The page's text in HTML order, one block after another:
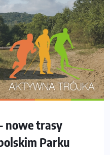
nowe trasy
Parku